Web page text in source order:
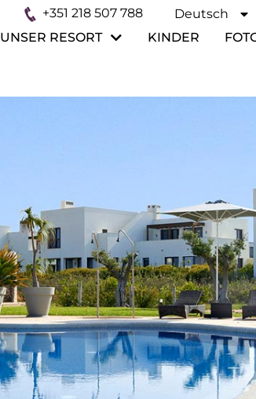
+351 218 507 788 Deutsch
Español
UNSER RESORT KINDER